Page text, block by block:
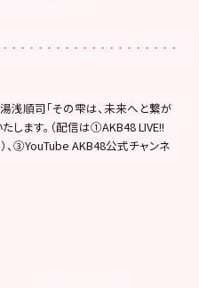
湯浅順司「その雫は、未来へと繋が
します。（配信は①AKB48 LIVE!!
、③YouTube AKB48公式チャンネ